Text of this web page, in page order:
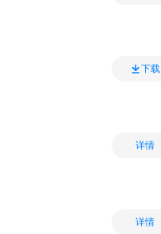
下载
详情
详情